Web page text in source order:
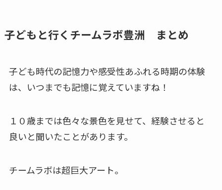
子どもと行くチームラボ豊洲 まとめ
子ども時代の記憶力や感受性あふれる時期の体験
は、いつまでも記憶に覚えていますね！
１０歳までは色々な景色を見せて、経験させると
良いと聞いたことがあります。
チームラボは超巨大アート。